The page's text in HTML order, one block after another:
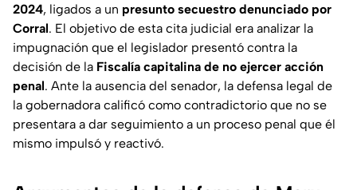
2024, ligados a un presunto secuestro denunciado por
Corral. El objetivo de esta cita judicial era analizar la
impugnación que el legislador presentó contra la
decisión de la Fiscalía capitalina de no ejercer acción
penal. Ante la ausencia del senador, la defensa legal de
la gobernadora calificó como contradictorio que no se
presentara a dar seguimiento a un proceso penal que él
mismo impulsó y reactivó.